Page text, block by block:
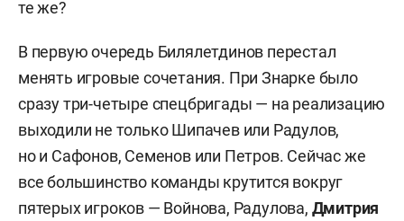
те же?
В первую очередь Билялетдинов перестал
менять игровые сочетания. При Знарке было
сразу три-четыре спецбригады — на реализацию
выходили не только Шипачев или Радулов,
но и Сафонов, Семенов или Петров. Сейчас же
все большинство команды крутится вокруг
пятерых игроков — Войнова, Радулова, Дмитрия